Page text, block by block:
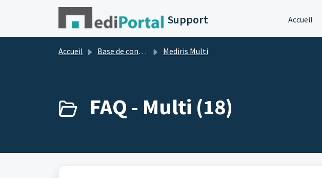
Passer au contenu principal
Support Accueil
Accueil Base de connaissances Mediris Multi
FAQ - Multi (18)